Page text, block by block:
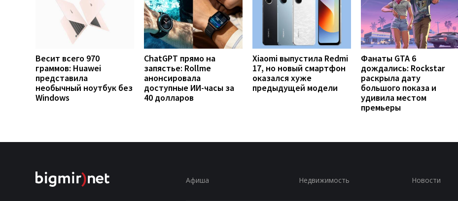
Весит всего 970
граммов: Huawei
представила
необычный ноутбук без
Windows
ChatGPT прямо на
запястье: Rollme
анонсировала
доступные ИИ-часы за
40 долларов
Xiaomi выпустила Redmi
17, но новый смартфон
оказался хуже
предыдущей модели
Фанаты GTA 6
дождались: Rockstar
раскрыла дату
большого показа и
удивила местом
премьеры
Афиша Недвижимость Новости